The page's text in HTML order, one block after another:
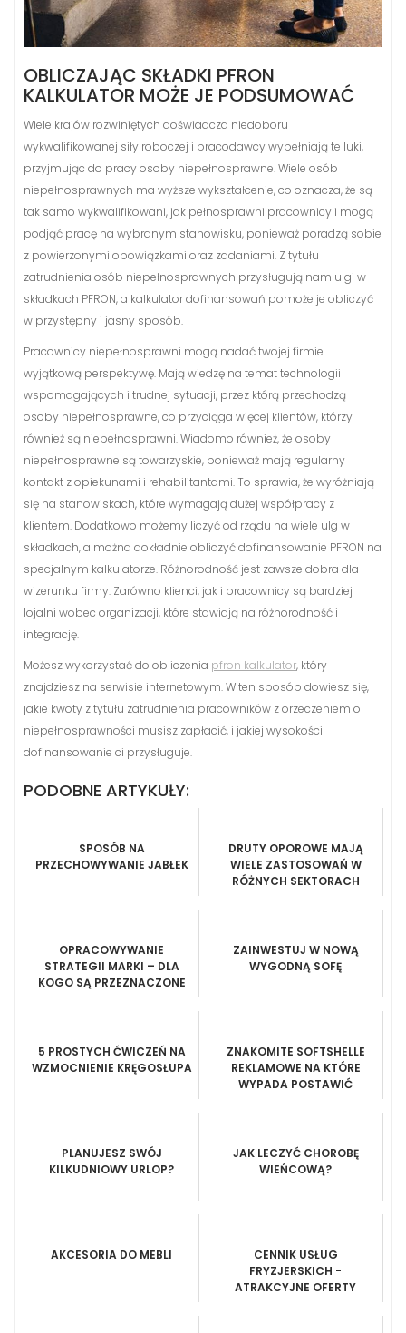
OBLICZAJĄC SKŁADKI PFRON
KALKULATOR MOŻE JE PODSUMOWAĆ
Wiele krajów rozwiniętych doświadcza niedoboru
wykwalifikowanej siły roboczej i pracodawcy wypełniają te luki,
przyjmując do pracy osoby niepełnosprawne. Wiele osób
niepełnosprawnych ma wyższe wykształcenie, co oznacza, że są
tak samo wykwalifikowani, jak pełnosprawni pracownicy i mogą
podjąć pracę na wybranym stanowisku, ponieważ poradzą sobie
z powierzonymi obowiązkami oraz zadaniami. Z tytułu
zatrudnienia osób niepełnosprawnych przysługują nam ulgi w
składkach PFRON, a kalkulator dofinansowań pomoże je obliczyć
w przystępny i jasny sposób.
Pracownicy niepełnosprawni mogą nadać twojej firmie
wyjątkową perspektywę. Mają wiedzę na temat technologii
wspomagających i trudnej sytuacji, przez którą przechodzą
osoby niepełnosprawne, co przyciąga więcej klientów, którzy
również są niepełnosprawni. Wiadomo również, że osoby
niepełnosprawne są towarzyskie, ponieważ mają regularny
kontakt z opiekunami i rehabilitantami. To sprawia, że wyróżniają
się na stanowiskach, które wymagają dużej współpracy z
klientem. Dodatkowo możemy liczyć od rządu na wiele ulg w
składkach, a można dokładnie obliczyć dofinansowanie PFRON na
specjalnym kalkulatorze. Różnorodność jest zawsze dobra dla
wizerunku firmy. Zarówno klienci, jak i pracownicy są bardziej
lojalni wobec organizacji, które stawiają na różnorodność i
integrację.
Możesz wykorzystać do obliczenia pfron kalkulator, który
znajdziesz na serwisie internetowym. W ten sposób dowiesz się,
jakie kwoty z tytułu zatrudnienia pracowników z orzeczeniem o
niepełnosprawności musisz zapłacić, i jakiej wysokości
dofinansowanie ci przysługuje.
PODOBNE ARTYKUŁY:
SPOSÓB NA
PRZECHOWYWANIE JABŁEK
DRUTY OPOROWE MAJĄ
WIELE ZASTOSOWAŃ W
RÓŻNYCH SEKTORACH
OPRACOWYWANIE
STRATEGII MARKI – DLA
KOGO SĄ PRZEZNACZONE
ZAINWESTUJ W NOWĄ
WYGODNĄ SOFĘ
5 PROSTYCH ĆWICZEŃ NA
WZMOCNIENIE KRĘGOSŁUPA
ZNAKOMITE SOFTSHELLE
REKLAMOWE NA KTÓRE
WYPADA POSTAWIĆ
PLANUJESZ SWÓJ
KILKUDNIOWY URLOP?
JAK LECZYĆ CHOROBĘ
WIEŃCOWĄ?
AKCESORIA DO MEBLI
CENNIK USŁUG
FRYZJERSKICH -
ATRAKCYJNE OFERTY